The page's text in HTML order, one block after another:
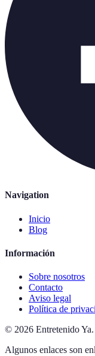
Navigation
Inicio
Blog
Información
Sobre nosotros
Contacto
Aviso legal
Política de
© 2026 Entretenido Ya.
Algunos enlaces son